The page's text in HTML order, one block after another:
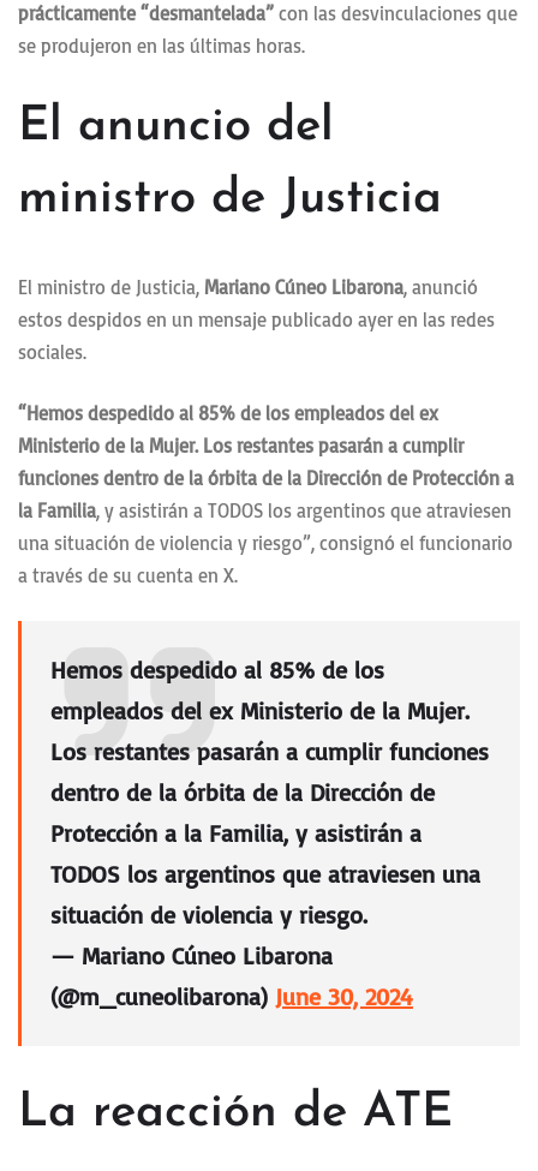
prácticamente “desmantelada” con las desvinculaciones que
se produjeron en las últimas horas.
El anuncio del
ministro de Justicia
El ministro de Justicia, Mariano Cúneo Libarona, anunció
estos despidos en un mensaje publicado ayer en las redes
sociales.
“Hemos despedido al 85% de los empleados del ex
Ministerio de la Mujer. Los restantes pasarán a cumplir
funciones dentro de la órbita de la Dirección de Protección a
la Familia, y asistirán a TODOS los argentinos que atraviesen
una situación de violencia y riesgo”, consignó el funcionario
a través de su cuenta en X.
Hemos despedido al 85% de los
empleados del ex Ministerio de la Mujer.
Los restantes pasarán a cumplir funciones
dentro de la órbita de la Dirección de
Protección a la Familia, y asistirán a
TODOS los argentinos que atraviesen una
situación de violencia y riesgo.
— Mariano Cúneo Libarona
(@m_cuneolibarona) June 30, 2024
La reacción de ATE